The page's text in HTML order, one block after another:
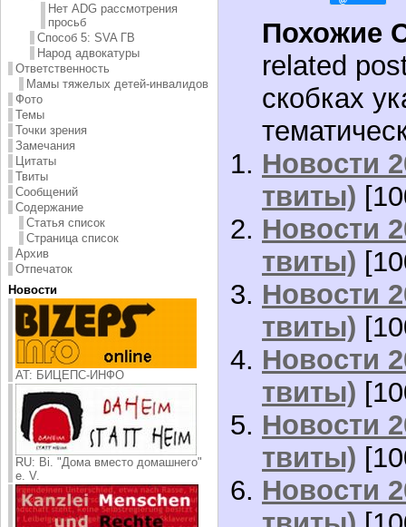
Нет ADG рассмотрения
просьб
Способ 5: SVA ГВ
Народ адвокатуры
Ответственность
Мамы тяжелых детей-инвалидов
Фото
Темы
Точки зрения
Замечания
Цитаты
Твиты
Сообщений
Содержание
Статья список
Страница список
Архив
Отпечаток
Новости
AT: БИЦЕПС-ИНФО
RU: Bi. "Дома вместо домашнего"
e. V.
Похожие
related
скобках
Новости
твиты)
Новости
твиты)
Новости
твиты)
Новости
твиты)
Новости
твиты)
Новости